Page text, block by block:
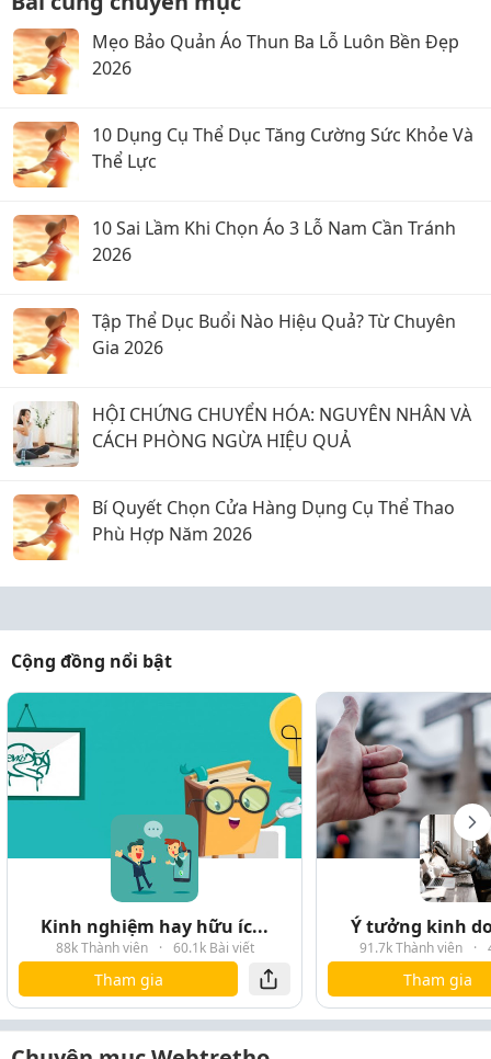
Mẹo Bảo Quản Áo Thun Ba Lỗ Luôn Bền Đẹp
2026
10 Dụng Cụ Thể Dục Tăng Cường Sức Khỏe Và
Thể Lực
10 Sai Lầm Khi Chọn Áo 3 Lỗ Nam Cần Tránh
2026
Tập Thể Dục Buổi Nào Hiệu Quả? Từ Chuyên
Gia 2026
HỘI CHỨNG CHUYỂN HÓA: NGUYÊN NHÂN VÀ
CÁCH PHÒNG NGỪA HIỆU QUẢ
Bí Quyết Chọn Cửa Hàng Dụng Cụ Thể Thao
Phù Hợp Năm 2026
Cộng đồng nổi bật
Kinh nghiệm hay hữu íc...
88k Thành viên · 60.1k Bài viết
Tham gia
Ý tưởng kinh
91.7k Thành viên ·
Tham gia